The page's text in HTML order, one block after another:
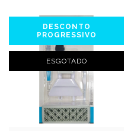
DESCONTO
PROGRESSIVO
ESGOTADO